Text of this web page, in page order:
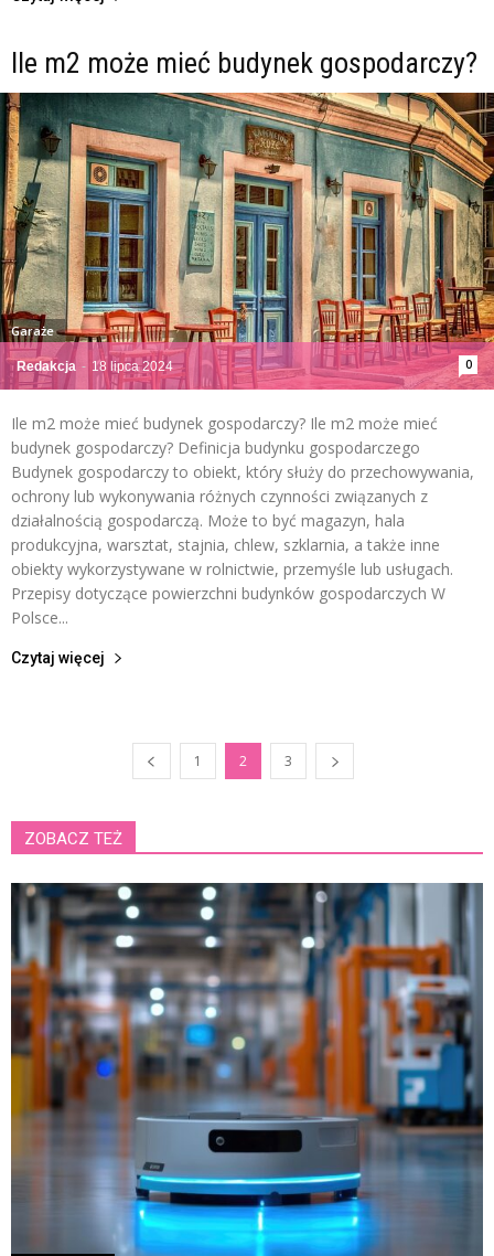
Ile m2 może mieć budynek gospodarczy?
Redakcja - 18 lipca 2024 0
Garaże
Ile m2 może mieć budynek gospodarczy? Ile m2 może mieć
budynek gospodarczy? Definicja budynku gospodarczego
Budynek gospodarczy to obiekt, który służy do przechowywania,
ochrony lub wykonywania różnych czynności związanych z
działalnością gospodarczą. Może to być magazyn, hala
produkcyjna, warsztat, stajnia, chlew, szklarnia, a także inne
obiekty wykorzystywane w rolnictwie, przemyśle lub usługach.
Przepisy dotyczące powierzchni budynków gospodarczych W
Polsce...
Czytaj więcej
1 2 3
ZOBACZ TEŻ